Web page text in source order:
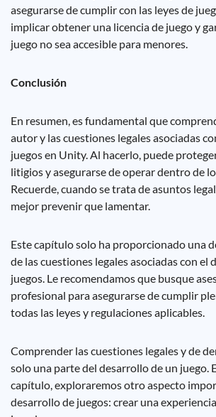
asegurarse de cumplir con las leyes de
implicar obtener una licencia de juego y
juego no sea accesible para menores.
Conclusión
En resumen, es fundamental que
autor y las cuestiones legales asociadas
juegos en Unity. Al hacerlo, puede
litigios y asegurarse de operar dentro de
Recuerde, cuando se trata de asuntos
mejor prevenir que lamentar.
Este capítulo solo ha proporcionado una
de las cuestiones legales asociadas con el
juegos. Le recomendamos que busque
profesional para asegurarse de cumplir
todas las leyes y regulaciones aplicables.
Comprender las cuestiones legales y de
solo una parte del desarrollo de un juego.
capítulo, exploraremos otro aspecto
desarrollo de juegos: crear una